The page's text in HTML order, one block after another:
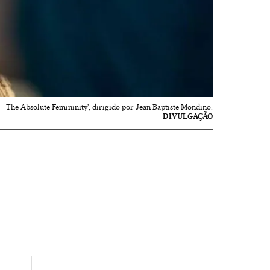
The Absolute Femininity', dirigido por Jean Baptiste Mondino.
DIVULGAÇÃO